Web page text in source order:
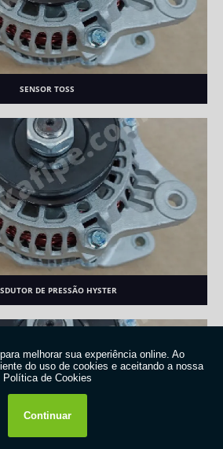
SENSOR TOSS
DE PRESSÃO HYSTER